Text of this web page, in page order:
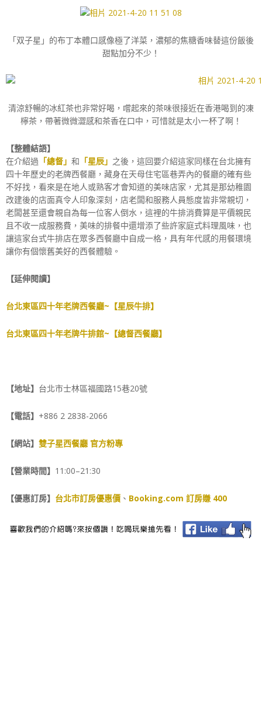
「双子星」的布丁本體口感像極了洋菜，濃郁的焦糖香味替這份飯後
甜點加分不少！
清涼舒暢的冰紅茶也非常好喝，嚐起來的茶味很接近在香港喝到的凍
檸茶，帶著微微澀感和茶香在口中，可惜就是太小一杯了啊！
【整體結語】
在介紹過 「總督」 和 「星辰」 之後，這回要介紹這家同樣在台北擁有
四十年歷史的老牌西餐廳，藏身在天母住宅區巷弄內的餐廳的確有些
不好找，看來是在地人或熟客才會知道的美味店家，尤其是那幼稚園
改建後的店面真令人印象深刻，店老闆和服務人員態度皆非常親切，
老闆甚至還會親自為每一位客人倒水，這裡的牛排消費算是平價親民
且不收一成服務費，美味的排餐中還增添了些許家庭式料理風味，也
讓這家台式牛排店在眾多西餐廳中自成一格，具有年代感的用餐環境
讓你有個懷舊美好的西餐體驗。
【延伸閱讀】
台北東區四十年老牌西餐廳~【星辰牛排】
台北東區四十年老牌牛排館~【總督西餐廳】
【地址】 台北市士林區福國路15巷20號
【電話】 +886 2 2838-2066
【網站】 雙子星西餐廳 官方粉專
【營業時間】 11:00–21:30
【優惠訂房】 台北市訂房優惠價 、 Booking.com 訂房賺 400